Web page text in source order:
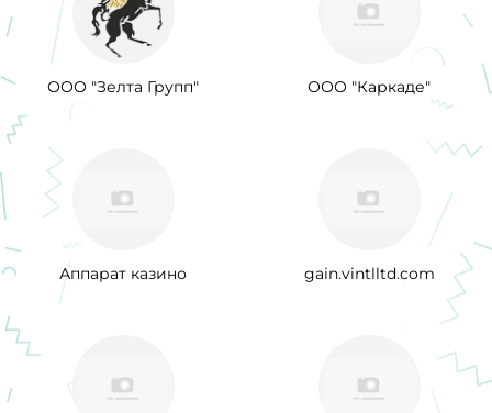
ООО "Зелта Групп" ООО "Каркаде"
Аппарат казино gain.vintlltd.com